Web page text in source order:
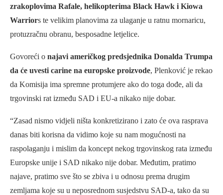
zrakoplovima Rafale, helikopterima Black Hawk i Kiowa
Warriors te velikim planovima za ulaganje u ratnu mornaricu,
protuzračnu obranu, besposadne letjelice.
Govoreći o najavi američkog predsjednika Donalda Trumpa
da će uvesti carine na europske proizvode, Plenković je rekao
da Komisija ima spremne protumjere ako do toga dođe, ali da
trgovinski rat između SAD i EU-a nikako nije dobar.
“Zasad nismo vidjeli ništa konkretizirano i zato će ova rasprava
danas biti korisna da vidimo koje su nam mogućnosti na
raspolaganju i mislim da koncept nekog trgovinskog rata između
Europske unije i SAD nikako nije dobar. Međutim, pratimo
najave, pratimo sve što se zbiva i u odnosu prema drugim
zemljama koje su u neposrednom susjedstvu SAD-a, tako da su